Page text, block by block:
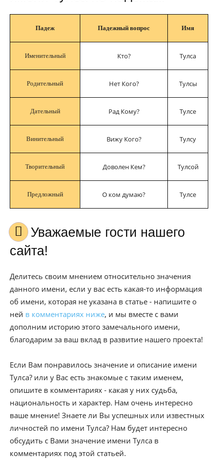
Падеж Падежный вопрос Имя
Именительный Кто? Тулса
Родительный Нет Кого? Тулсы
Дательный Рад Кому? Тулсе
Винительный Вижу Кого? Тулсу
Творительный Доволен Кем? Тулсой
Предложный О ком думаю? Тулсе
Уважаемые гости нашего
сайта!
Делитесь своим мнением относительно значения
данного имени, если у вас есть какая-то информация
об имени, которая не указана в статье - напишите о
ней в комментариях ниже, и мы вместе с вами
дополним историю этого замечального имени,
благодарим за ваш вклад в развитие нашего проекта!
Если Вам понравилось значение и описание имени
Тулса? или у Вас есть знакомые с таким именем,
опишите в комментариях - какая у них судьба,
национальность и характер. Нам очень интересно
ваше мнение! Знаете ли Вы успешных или известных
личностей по имени Тулса? Нам будет интересно
обсудить с Вами значение имени Тулса в
комментариях под этой статьей.